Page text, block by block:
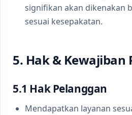
signifikan akan dikenakan
sesuai kesepakatan.
5. Hak & Kewajiban
5.1 Hak Pelanggan
Mendapatkan layanan